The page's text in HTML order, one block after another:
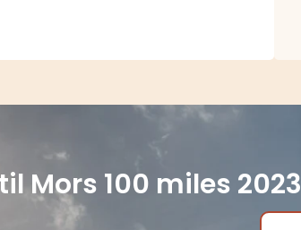
Mors 100 miles 2023